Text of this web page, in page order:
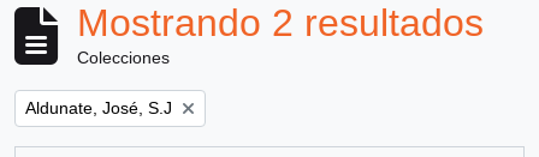
Mostrando 2 resultados
Colecciones
Remove filter:
Aldunate, José, S.J